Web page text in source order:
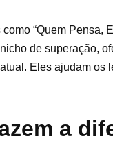
“Quem Pensa,
de superação,
Eles ajudam os
a